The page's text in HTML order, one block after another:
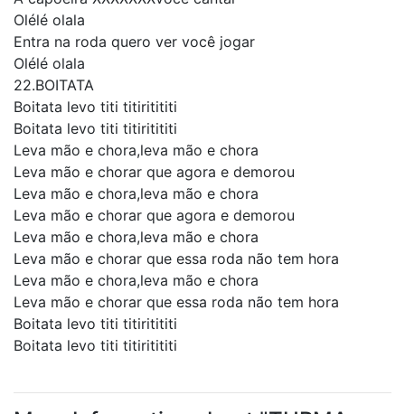
Olélé olala
Entra na roda quero ver você jogar
Olélé olala
22.BOITATA
Boitata levo titi titiritititi
Boitata levo titi titiritititi
Leva mão e chora,leva mão e chora
Leva mão e chorar que agora e demorou
Leva mão e chora,leva mão e chora
Leva mão e chorar que agora e demorou
Leva mão e chora,leva mão e chora
Leva mão e chorar que essa roda não tem hora
Leva mão e chora,leva mão e chora
Leva mão e chorar que essa roda não tem hora
Boitata levo titi titiritititi
Boitata levo titi titiritititi